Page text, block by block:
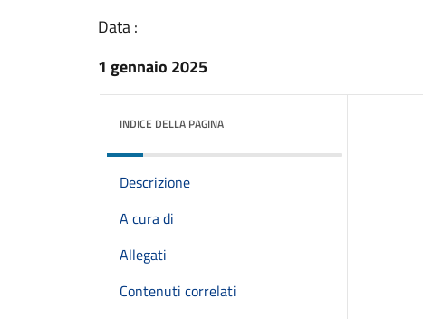
Data :
1 gennaio 2025
INDICE DELLA PAGINA
Descrizione
A cura di
Allegati
Contenuti correlati